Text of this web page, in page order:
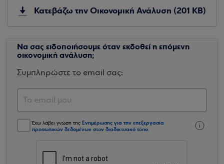
Κατεβάζω την Οικονομική Ανάλυση (201 KB)
Να σας ειδοποιήσουμε όταν εκδοθεί η επόμενη
οικονομική ανάλυση;
Συμπληρώστε το email σας:
Έχω λάβει γνώση της Ενημέρωσης για την επεξεργασία
προσωπικών δεδομένων στον διαδικτυακό τόπο.